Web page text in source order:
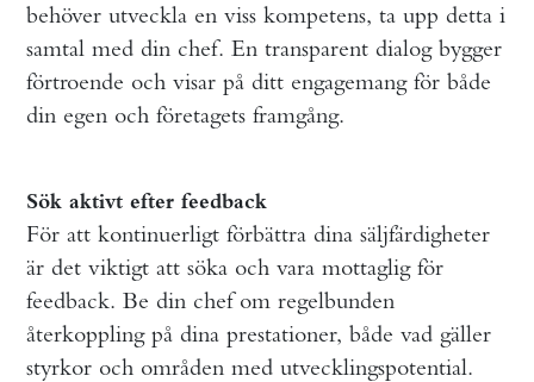
behöver utveckla en viss kompetens, ta upp detta i
samtal med din chef. En transparent dialog bygger
förtroende och visar på ditt engagemang för både
din egen och företagets framgång.
Sök aktivt efter feedback
För att kontinuerligt förbättra dina säljfärdigheter
är det viktigt att söka och vara mottaglig för
feedback. Be din chef om regelbunden
återkoppling på dina prestationer, både vad gäller
styrkor och områden med utvecklingspotential.